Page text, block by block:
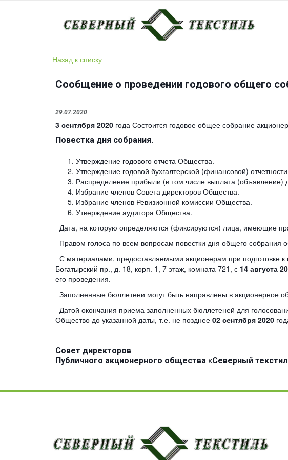
Назад к списку
Сообщение о проведении годового общего
29.07.2020
3 сентября 2020 года Состоится годовое общее собрание
Повестка дня собрания.
Утверждение годового отчета Общества.
Утверждение годовой бухгалтерской (финансовой)
Распределение прибыли (в том числе выплата (объявление)
Избрание членов Совета директоров Общества.
Избрание членов Ревизионной комиссии Общества.
Утверждение аудитора Общества.
Дата, на которую определяются (фиксируются) лица, имеющие
Правом голоса по всем вопросам повестки дня общего
С материалами, предоставляемыми акционерам при подготовке
Богатырский пр., д. 18, корп. 1, 7 этаж, комната 721, с 14 августа
его проведения.
Заполненные бюллетени могут быть направлены в акционерное
Датой окончания приема заполненных бюллетеней для
Общество до указанной даты, т.е. не позднее 02 сентября 2020
Совет директоров
Публичного акционерного общества «Северный